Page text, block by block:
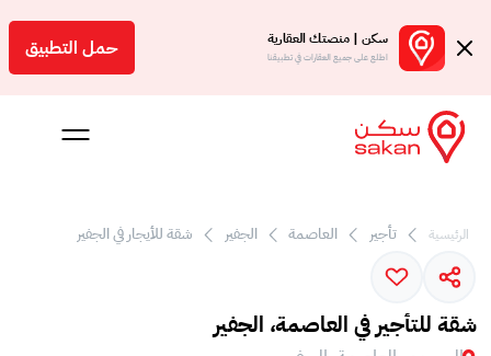
سكن | منصتك العقارية
اطلع على جميع العقارات في تطبيقنا حمل التطبيق
الرئيسية تأجير العاصمة الجفير شقة للأيجار في الجفير
شقة للتأجير في العاصمة، الجفير